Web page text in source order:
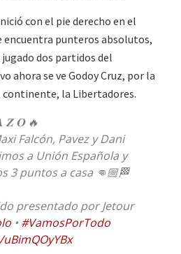
con el pie derecho en el
encuentra punteros absolutos,
dos partidos del
ahora se ve Godoy Cruz, por la
la Libertadores.
𝐙 𝐎 🔥
Falcón, Pavez y Dani
a Unión Española y
3 puntos a casa 👊🏼🏁
presentado por Jetour
•#VamosPorTodo